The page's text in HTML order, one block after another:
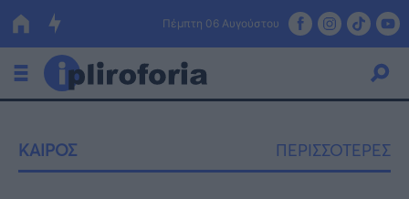
Πέμπτη 06 Αυγούστου
Οικονομία
ΚΑΙΡΟΣ ΠΕΡΙΣΣΟΤΕΡΕΣ